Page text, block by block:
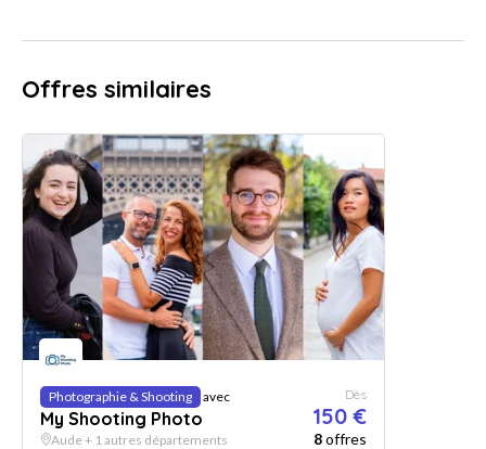
Offres similaires
Photographie & Shooting avec
My Shooting Photo
Dès
150 €
Aude + 1 autres départements 8offres